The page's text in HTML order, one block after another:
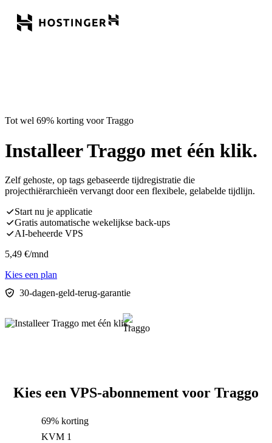
Tot wel 69% korting voor Traggo
Installeer Traggo met één klik.
Zelf gehoste, op tags gebaseerde tijdregistratie die
projecthiërarchieën vervangt door een flexibele, gelabelde tijdlijn.
Start nu je applicatie
Gratis automatische wekelijkse back-ups
AI-beheerde VPS
5,49 €/mnd
Kies een plan
30-dagen-geld-terug-garantie
Kies een VPS-abonnement voor Traggo
69% korting
KVM 1